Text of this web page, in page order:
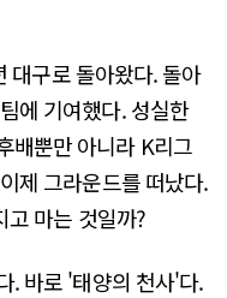
대구로 돌아왔다. 돌아
에 기여했다. 성실한
배뿐만 아니라 K리그
제 그라운드를 떠났다.
고 마는 것일까?
. 바로 '태양의 천사'다.